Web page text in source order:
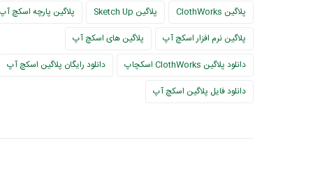
پلاگین ClothWorks
پلاگین Sketch Up
پلاگین پارچه اسکچ آپ
پلاگین نرم افزار اسکچ آپ
پلاگین های اسکچ آپ
دانلود پلاگین ClothWorks اسکچاپ
دانلود رایگان پلاگین اسکچ آپ
دانلود فایل پلاگین اسکچ آپ